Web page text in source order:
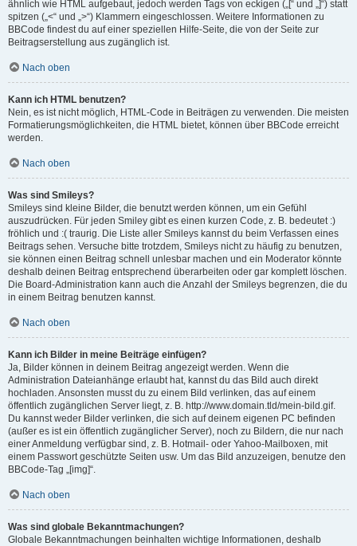
ähnlich wie HTML aufgebaut, jedoch werden Tags von eckigen („[“ und „]“) statt
spitzen („<“ und „>“) Klammern eingeschlossen. Weitere Informationen zu
BBCode findest du auf einer speziellen Hilfe-Seite, die von der Seite zur
Beitragserstellung aus zugänglich ist.
Nach oben
Kann ich HTML benutzen?
Nein, es ist nicht möglich, HTML-Code in Beiträgen zu verwenden. Die meisten
Formatierungsmöglichkeiten, die HTML bietet, können über BBCode erreicht
werden.
Nach oben
Was sind Smileys?
Smileys sind kleine Bilder, die benutzt werden können, um ein Gefühl
auszudrücken. Für jeden Smiley gibt es einen kurzen Code, z. B. bedeutet :)
fröhlich und :( traurig. Die Liste aller Smileys kannst du beim Verfassen eines
Beitrags sehen. Versuche bitte trotzdem, Smileys nicht zu häufig zu benutzen,
sie können einen Beitrag schnell unlesbar machen und ein Moderator könnte
deshalb deinen Beitrag entsprechend überarbeiten oder gar komplett löschen.
Die Board-Administration kann auch die Anzahl der Smileys begrenzen, die du
in einem Beitrag benutzen kannst.
Nach oben
Kann ich Bilder in meine Beiträge einfügen?
Ja, Bilder können in deinem Beitrag angezeigt werden. Wenn die
Administration Dateianhänge erlaubt hat, kannst du das Bild auch direkt
hochladen. Ansonsten musst du zu einem Bild verlinken, das auf einem
öffentlich zugänglichen Server liegt, z. B. http://www.domain.tld/mein-bild.gif.
Du kannst weder Bilder verlinken, die sich auf deinem eigenen PC befinden
(außer es ist ein öffentlich zugänglicher Server), noch zu Bildern, die nur nach
einer Anmeldung verfügbar sind, z. B. Hotmail- oder Yahoo-Mailboxen, mit
einem Passwort geschützte Seiten usw. Um das Bild anzuzeigen, benutze den
BBCode-Tag „[img]“.
Nach oben
Was sind globale Bekanntmachungen?
Globale Bekanntmachungen beinhalten wichtige Informationen, deshalb